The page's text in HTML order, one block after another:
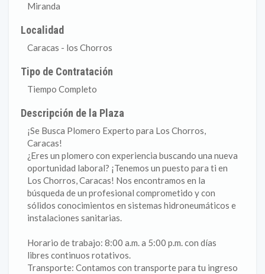
Miranda
Localidad
Caracas - los Chorros
Tipo de Contratación
Tiempo Completo
Descripción de la Plaza
¡Se Busca Plomero Experto para Los Chorros,
Caracas!
¿Eres un plomero con experiencia buscando una nueva
oportunidad laboral? ¡Tenemos un puesto para ti en
Los Chorros, Caracas! Nos encontramos en la
búsqueda de un profesional comprometido y con
sólidos conocimientos en sistemas hidroneumáticos e
instalaciones sanitarias.
Horario de trabajo: 8:00 a.m. a 5:00 p.m. con días
libres continuos rotativos.
Transporte: Contamos con transporte para tu ingreso